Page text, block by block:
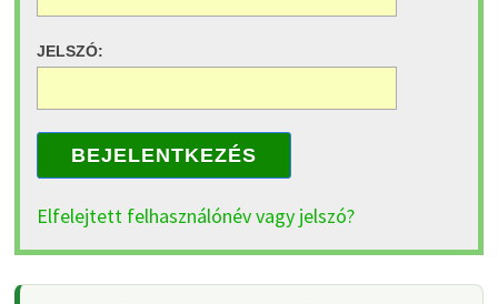
JELSZÓ:
BEJELENTKEZÉS
Elfelejtett felhasználónév vagy jelszó?